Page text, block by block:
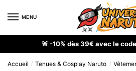
MENU
🚨 -10% dès 39€ avec le code
Accueil / Tenues & Cosplay Naruto /